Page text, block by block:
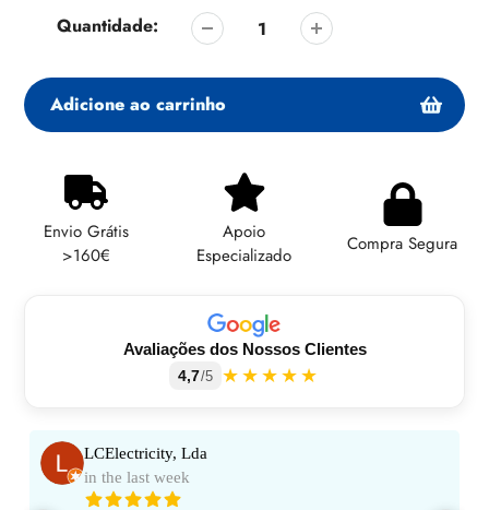
Quantidade:
Adicione ao carrinho
seu
carrinho
Envio Grátis
>160€
Apoio
Especializado
Compra Segura
Avaliações dos Nossos Clientes
4,7/5 ★★★★★
LCElectricity, Lda
in the last week